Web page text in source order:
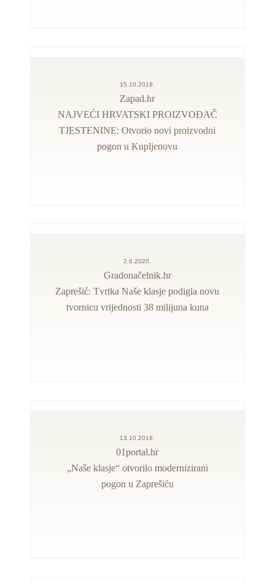
15.10.2019.
Zapad.hr
NAJVEĆI HRVATSKI PROIZVOĐAČ
TJESTENINE: Otvorio novi proizvodni
pogon u Kupljenovu
2.6.2020.
Gradonačelnik.hr
Zaprešić: Tvrtka Naše klasje podigla novu
tvornicu vrijednosti 38 milijuna kuna
13.10.2019.
01portal.hr
„Naše klasje“ otvorilo modernizirani
pogon u Zaprešiću